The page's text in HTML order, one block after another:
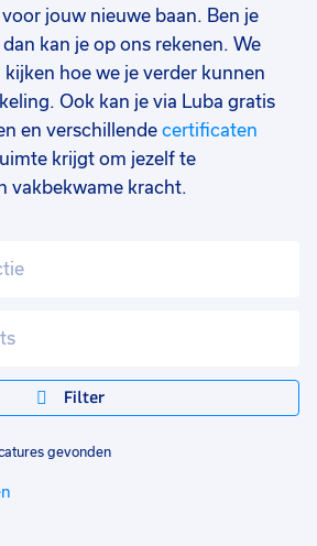
jouw nieuwe baan. Ben je
kan je op ons rekenen. We
hoe we je verder kunnen
Ook kan je via Luba gratis
en verschillende certificaten
krijgt om jezelf te
vakbekwame kracht.
Filter
gevonden